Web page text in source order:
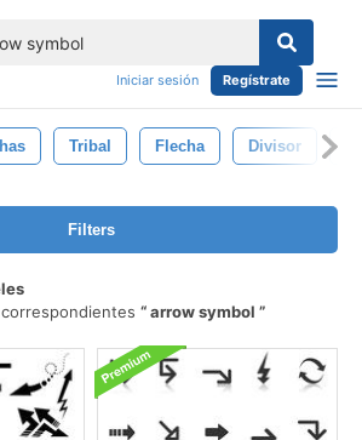
Iniciar sesión Regístrate
Tribal Flecha Divisor
Filters
arrow symbol